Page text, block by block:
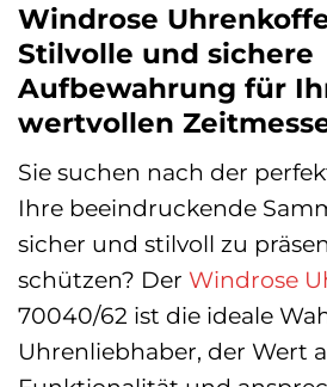
Windrose
Stilvolle und sichere
Aufbewahrung für
wertvollen
Sie suchen nach der
Ihre beeindruckende
sicher und stilvoll zu
schützen? Der Windrose
70040/62 ist die ideale
Uhrenliebhaber, der Wert